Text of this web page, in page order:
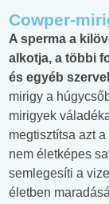
Cowper-
A sperma a
alkotja, a többi
és egyéb
mirigy a
mirigyek
megtisztítsa azt
nem életképes
semlegesíti a
életben